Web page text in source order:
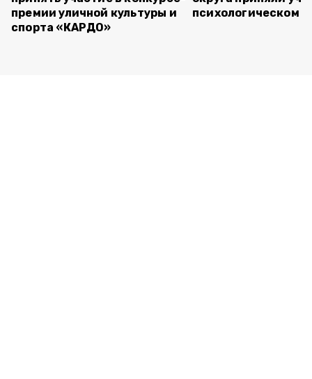
премии уличной культуры и
спорта «КАРДО»
психологическом